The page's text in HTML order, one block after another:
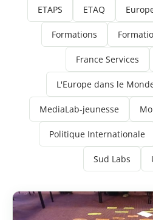
ETAPS ETAQ
Formations
France Services
L'Europe dans le
MediaLab-jeunesse
Politique Internationale
Sud Labs